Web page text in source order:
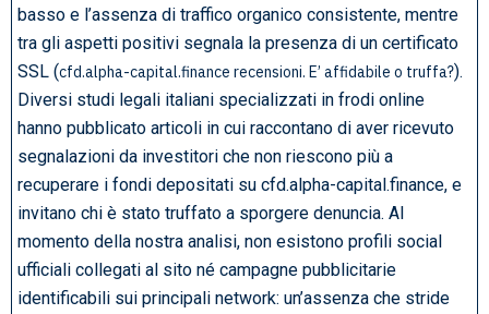
basso e l’assenza di traffico organico consistente, mentre
tra gli aspetti positivi segnala la presenza di un certificato
SSL (cfd.alpha-capital.finance recensioni. E’ affidabile o truffa?).
Diversi studi legali italiani specializzati in frodi online
hanno pubblicato articoli in cui raccontano di aver ricevuto
segnalazioni da investitori che non riescono più a
recuperare i fondi depositati su cfd.alpha-capital.finance, e
invitano chi è stato truffato a sporgere denuncia. Al
momento della nostra analisi, non esistono profili social
ufficiali collegati al sito né campagne pubblicitarie
identificabili sui principali network: un’assenza che stride